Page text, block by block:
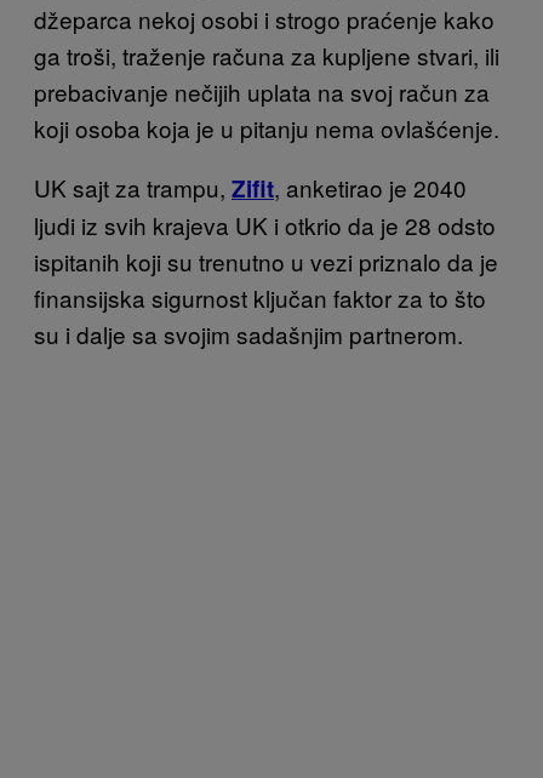
džeparca nekoj osobi i strogo praćenje kako
ga troši, traženje računa za kupljene stvari, ili
prebacivanje nečijih uplata na svoj račun za
koji osoba koja je u pitanju nema ovlašćenje.
UK sajt za trampu, Zifit, anketirao je 2040
ljudi iz svih krajeva UK i otkrio da je 28 odsto
ispitanih koji su trenutno u vezi priznalo da je
finansijska sigurnost ključan faktor za to što
su i dalje sa svojim sadašnjim partnerom.